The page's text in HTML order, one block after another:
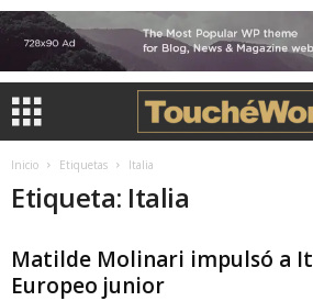
Inicio Etiquetas Italia
Etiqueta: Italia
Matilde Molinari impulsó a
Europeo junior